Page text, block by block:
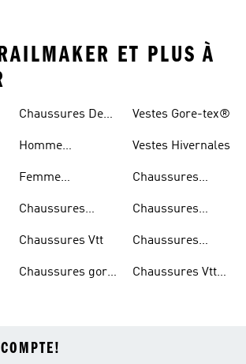
ET PLUS À
Chaussures De
Homme
Randonnée
Femme
Randonnée
Chaussures
Chaussures Vtt
Chaussures gore-
Vestes Gore-tex®
Vestes Hivernales
Chaussures
Chaussures
Chaussures
Randonnée
Chaussures Vtt